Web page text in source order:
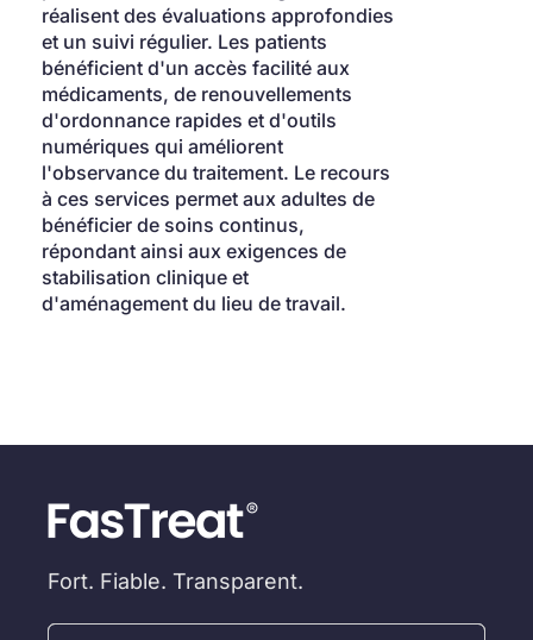
réalisent des évaluations approfondies
et un suivi régulier. Les patients
bénéficient d'un accès facilité aux
médicaments, de renouvellements
d'ordonnance rapides et d'outils
numériques qui améliorent
l'observance du traitement. Le recours
à ces services permet aux adultes de
bénéficier de soins continus,
répondant ainsi aux exigences de
stabilisation clinique et
d'aménagement du lieu de travail.
Fort. Fiable. Transparent.